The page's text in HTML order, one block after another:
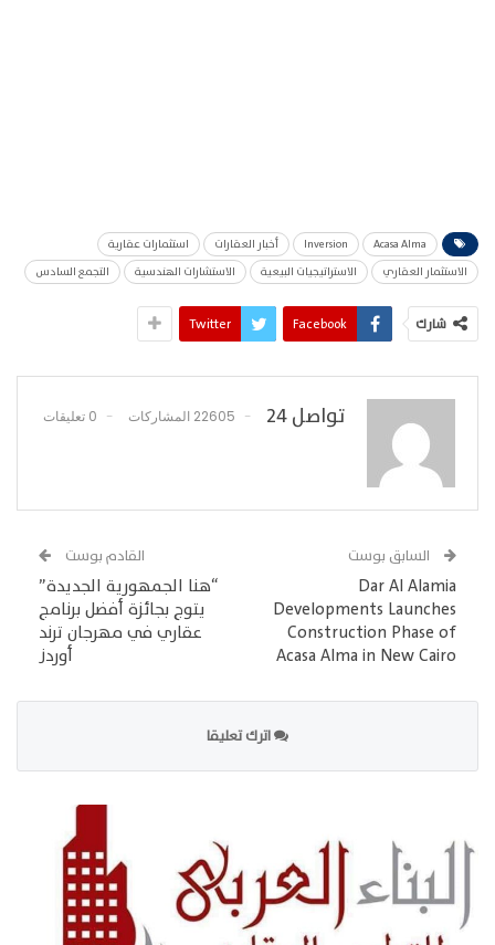
Acasa Alma
Inversion أخبار العقارات
استثمارات عقارية
الاستثمار العقاري
الاستراتيجيات البيعية الاستشارات الهندسية التجمع السادس
شارك Facebook
Twitter
تواصل 24 22605 المشاركات 0 تعليقات
السابق بوست
Dar Al Alamia
Developments Launches
Construction Phase of
Acasa Alma in New Cairo
القادم بوست
“هنا الجمهورية الجديدة”
يتوج بجائزة أفضل برنامج
عقاري في مهرجان ترند
أوردز
اترك تعليقا